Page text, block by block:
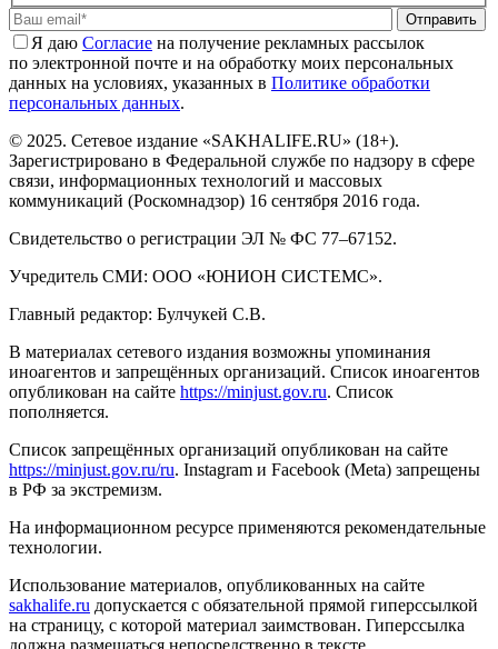
Отправить
Я даю Cогласие на получение рекламных рассылок
по электронной почте и на обработку моих персональных
данных на условиях, указанных в Политике обработки
персональных данных.
© 2025. Сетевое издание «SAKHALIFE.RU» (18+).
Зарегистрировано в Федеральной службе по надзору в сфере
связи, информационных технологий и массовых
коммуникаций (Роскомнадзор) 16 сентября 2016 года.
Свидетельство о регистрации ЭЛ № ФС 77–67152.
Учредитель СМИ: ООО «ЮНИОН СИСТЕМС».
Главный редактор: Булчукей С.В.
В материалах сетевого издания возможны упоминания
иноагентов и запрещённых организаций. Список иноагентов
опубликован на сайте https://minjust.gov.ru. Список
пополняется.
Список запрещённых организаций опубликован на сайте
https://minjust.gov.ru/ru. Instagram и Facebook (Metа) запрещены
в РФ за экстремизм.
На информационном ресурсе применяются рекомендательные
технологии.
Использование материалов, опубликованных на сайте
sakhalife.ru допускается с обязательной прямой гиперссылкой
на страницу, с которой материал заимствован. Гиперссылка